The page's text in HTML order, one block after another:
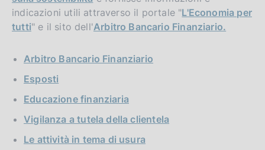
indicazioni utili attraverso il portale "L'Economia per
tutti" e il sito dell'Arbitro Bancario Finanziario.
Arbitro Bancario Finanziario
Esposti
Educazione finanziaria
Vigilanza a tutela della clientela
Le attività in tema di usura